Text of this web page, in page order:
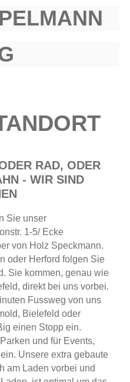
RAD, ODER
- WIR SIND
Sie unser
1-5/ Ecke
von Holz Speckmann.
oder Herford folgen Sie
Sie kommen, genau wie
direkt bei uns vorbei.
Fussweg von uns
Bielefeld oder
einen Stopp ein.
und für Events,
Unsere extra gebaute
am Laden vorbei und